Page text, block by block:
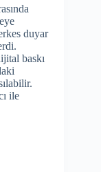
duyar
baskı
ile